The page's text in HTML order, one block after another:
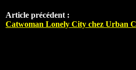
Article précédent :
Catwoman Lonely City chez Urban